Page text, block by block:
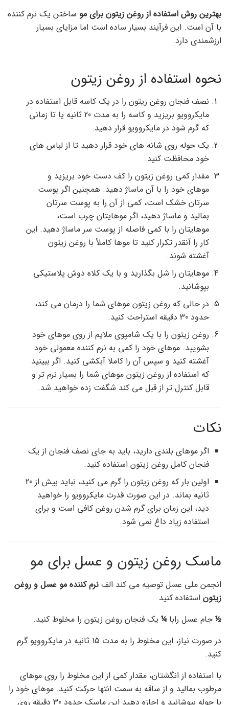
بهترین روش استفاده از روغن زیتون برای مو ساختن یک نرم کننده
با آن است. این فرآیند بسیار ساده است اما مزایای بسیار
ارزشمندی دارد.
نحوه استفاده از روغن زیتون
نصف فنجان روغن زیتون را در یک کاسه قابل استفاده در
مایکروویو بریزید و کاسه را به مدت 20 ثانیه یا تا زمانی
که گرم شود در مایکروویو قرار دهید.
یک حوله روی شانه های خود قرار دهید تا از لباس های
خود محافظت کنید.
مقدار کمی روغن زیتون را کف دست خود بریزید و
موهای خود را با آن ماساژ دهید. همچنین اگر پوست
سرتان خشک است، کمی از آن را به پوست سرتان
بمالید و ماساژ دهید، اگر موهایتان چرب است،
موهایتان را با کمی فاصله از پوست سر ماساژ دهید. این
کار را آنقدر تکرار کنید تا موها کاملاً با روغن زیتون
آغشته شوند.
موهایتان را شل بگذارید و با یک کلاه دوش پلاستیکی
بپوشانید.
در حالی که روغن زیتون موهای شما را درمان می کند،
حدود 30 دقیقه استراحت کنید.
روغن زیتون را با یک شامپوی ملایم از روی موهای خود
بشویید. موهای خود را کمی به نرم کننده معمولی خود
آغشته کنید و سپس آن را کاملا آبکشی کنید. اگر ببینید
که استفاده از روغن زیتون موهای شما را بسیار نرم تر و
قابل کنترل تر از قبل می کند شگفت زده خواهید شد.
نکات
اگر موهای بلندی دارید، باید به جای نصف فنجان از یک
فنجان کامل روغن زیتون استفاده کنید.
اولین بار که روغن زیتون را گرم می کنید، نباید بیش از 20
ثانیه بماند. در این صورت قدرت مایکروویو را خواهید
دید، این زمان برای گرم شدن روغن کافی است و برای
استفاده زیاد داغ نمی شود.
ماسک روغن زیتون و عسل برای مو
انجمن ملی عسل توصیه می کند الف نرم کننده مو عسل و روغن
زیتون استفاده کنید
½ جام عسل رابا ¼ یک فنجان روغن زیتون را مخلوط کنید.
در صورت نیاز، این مخلوط را به مدت 15 ثانیه در مایکروویو گرم
کنید.
با استفاده از انگشتان، مقدار کمی از این مخلوط را روی موهای
مرطوب بمالید و از ساقه به سمت انتها حرکت کنید. موهای خود را
با حوله بپوشانید و اجازه دهید این ماسک حدود 30 دقیقه روی